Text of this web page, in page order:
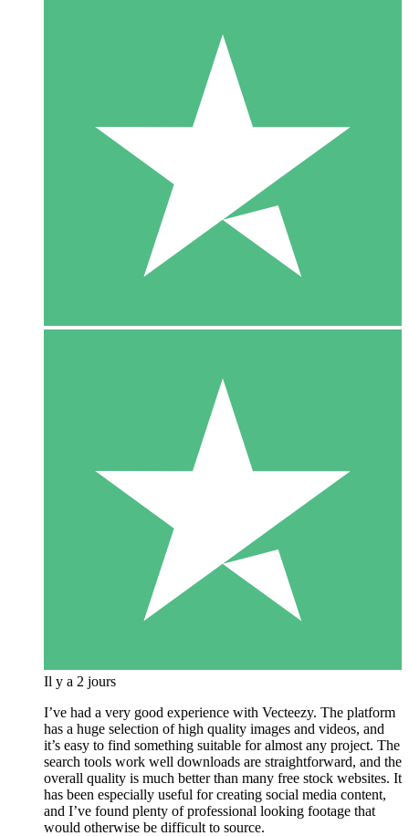
Il y a 2 jours
I’ve had a very good experience with Vecteezy. The platform
has a huge selection of high quality images and videos, and
it’s easy to find something suitable for almost any project. The
search tools work well downloads are straightforward, and the
overall quality is much better than many free stock websites. It
has been especially useful for creating social media content,
and I’ve found plenty of professional looking footage that
would otherwise be difficult to source.